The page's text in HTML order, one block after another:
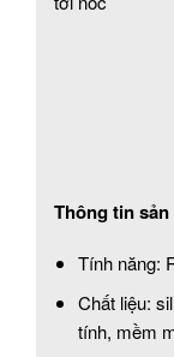
Thông tin sản
Tính năng:
Chất liệu:
tính, mềm